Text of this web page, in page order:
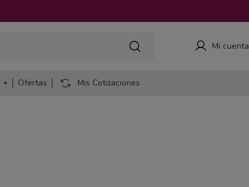
Mi cuenta
Ofertas Mis Cotizaciones